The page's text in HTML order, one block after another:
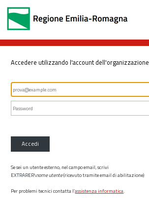
Accedere utilizzando l'account dell'organizzazione
Accedi
Se sei un utente esterno, nel campo email, scrivi
EXTRARER\nome utente(ricevuto tramite email di abilitazione)
Per problemi tecnici contatta l’assistenza informatica.